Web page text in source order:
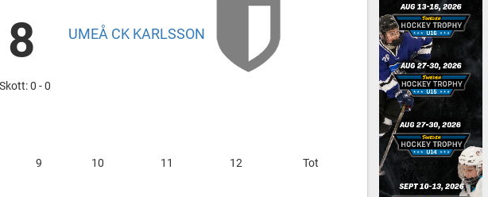
8 UMEÅ CK KARLSSON
Skott: 0 - 0
9 10 11 12
Tot